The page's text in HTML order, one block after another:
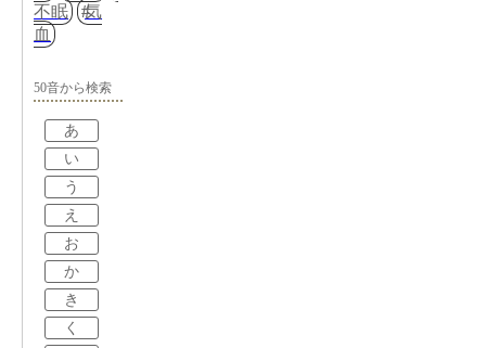
不眠
気
血
50音から検索
あ
い
う
え
お
か
き
く